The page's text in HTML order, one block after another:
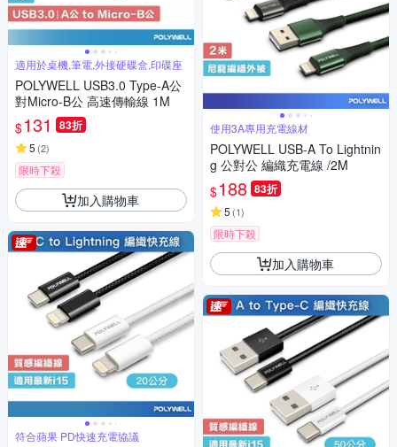
適用於桌機,筆電,外接硬碟盒,印碟座
POLYWELL USB3.0 Type-A公
對Micro-B公 高速傳輸線 1M
$131 83折
5 (2)
限時下殺
加入購物車
符合蘋果 PD快速充電協議
使用3A專用充電線材
POLYWELL USB-A To Lightnin
g 公對公 編織充電線 /2M
$188 83折
5 (1)
限時下殺
加入購物車